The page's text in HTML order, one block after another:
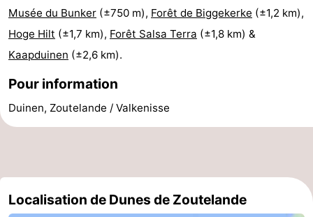
du
vélo
Randonnée
-
Équitation
-
Manèges
-
Terrains
golf
-
Sportive
Equitation
Conduite
de
Boire
Musée du Bunker (±750 m), Forêt de Biggekerke (±1,2 km),
Hoge Hilt (±1,7 km), Forêt Salsa Terra (±1,8 km) &
Kaapduinen (±2,6 km).
Pour information
Duinen, Zoutelande / Valkenisse
Localisation de Dunes de Zoutelande